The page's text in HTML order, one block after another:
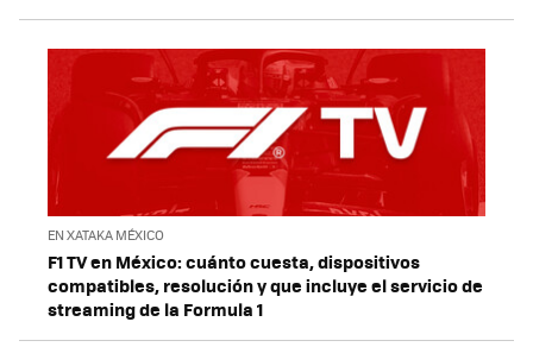
EN XATAKA MÉXICO
F1 TV en México: cuánto cuesta, dispositivos
compatibles, resolución y que incluye el servicio de
streaming de la Formula 1